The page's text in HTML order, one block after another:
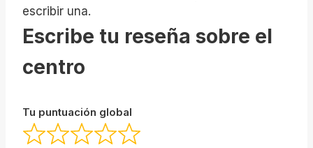
escribir una.
Escribe tu reseña sobre el
centro
Tu puntuación global